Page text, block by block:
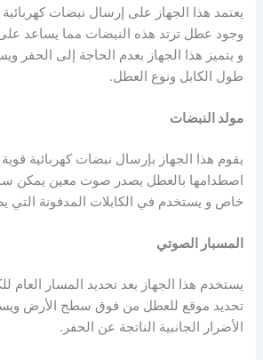
يعتمد هذا الجهاز على إرسال نبضات كهربائية
وجود عطل ترتد هذه النبضات مما يساعد
و يتميز هذا الجهاز بعدم الحاجة إلى الحفر
طول الكابل ونوع العطل.
مولد النبضات
يقوم هذا الجهاز بإرسال نبضات كهربائية
اصطدامها بالعطل يصدر صوت معين يمكن
خاص و يستخدم في الكابلات المدفونة التي
المسبار الصوتي
يستخدم هذا الجهاز بعد تحديد المسار العام
تحديد موقع للعطل من فوق سطح الأرض
الأضرار الجانبية الناتجة عن الحفر.